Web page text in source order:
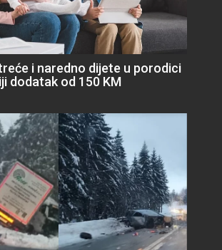
i naredno dijete u porodici
dodatak od 150 KM